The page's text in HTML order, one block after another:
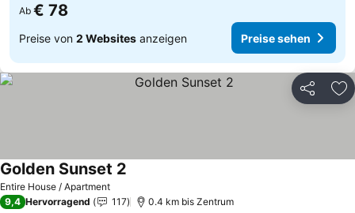
Ab € 78
Preise von 2 Websites anzeigen Preise sehen
Teilen
Entire House / Apartment
Golden Sunset 2
9,4 Hervorragend 117 0.4 km bis Zentrum